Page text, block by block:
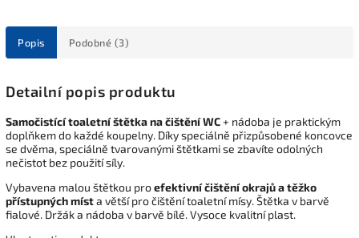
Popis Podobné (3)
Detailní popis produktu
Samočistící toaletní štětka na čištění WC+ nádoba je praktickým
doplňkem do každé koupelny. Díky speciálně přizpůsobené koncovce
se dvěma, speciálně tvarovanými štětkami se zbavíte odolných
nečistot bez použití síly.
Vybavena malou štětkou proefektivní čištění okrajů a těžko
přístupných místa větší pro čištění toaletní mísy. Štětka v barvě
fialové. Držák a nádoba v barvě bílé. Vysoce kvalitní plast.